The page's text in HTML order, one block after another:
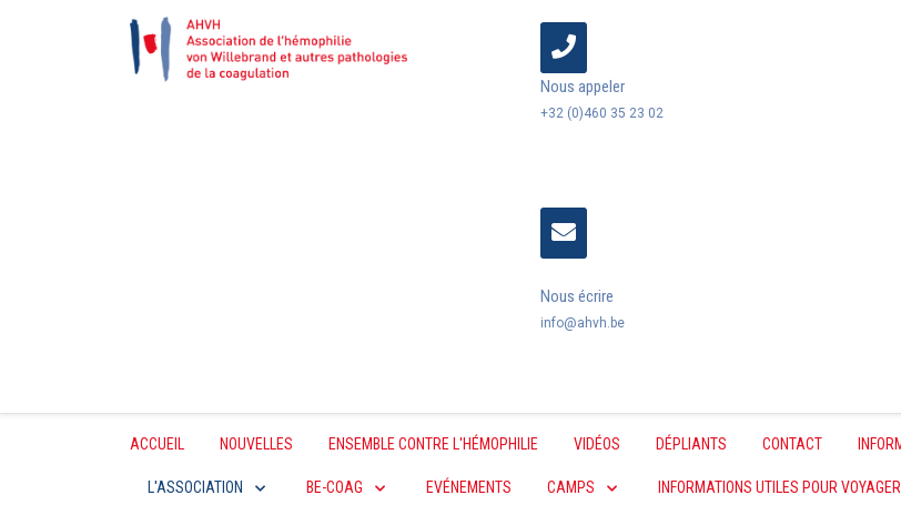
Nous appeler
+32 (0)460 35 23 02
Nous écrire
info@ahvh.be
ACCUEIL NOUVELLES ENSEMBLE CONTRE L'HÉMOPHILIE VIDÉOS DÉPLIANTS CONTACT
L'ASSOCIATION BE-COAG EVÉNEMENTS CAMPS INFORMATIONS UTILES POUR VOYAGER